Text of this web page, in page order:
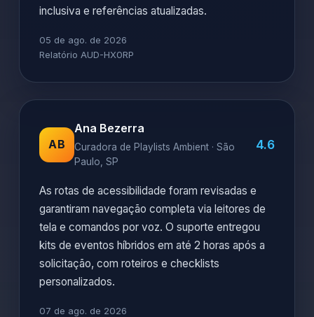
inclusiva e referências atualizadas.
05 de ago. de 2026
Relatório AUD-HX0RP
AB
Ana Bezerra
Curadora de Playlists Ambient · São
Paulo, SP
4.6
As rotas de acessibilidade foram revisadas e
garantiram navegação completa via leitores de
tela e comandos por voz. O suporte entregou
kits de eventos híbridos em até 2 horas após a
solicitação, com roteiros e checklists
personalizados.
07 de ago. de 2026